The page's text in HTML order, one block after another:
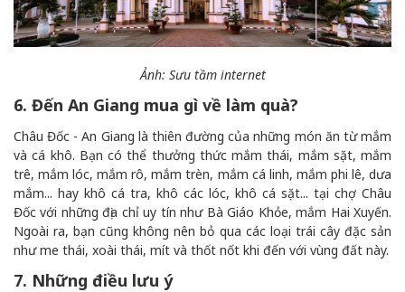
Ảnh: Sưu tầm internet
6. Đến An Giang mua gì về làm quà?
Châu Đốc - An Giang là thiên đường của những món ăn từ mắm
và cá khô. Bạn có thể thưởng thức mắm thái, mắm sặt, mắm
trê, mắm lóc, mắm rô, mắm trèn, mắm cá linh, mắm phi lê, dưa
mắm... hay khô cá tra, khô các lóc, khô cá sặt... tại chợ Châu
Đốc với những địa chỉ uy tín như Bà Giáo Khỏe, mắm Hai Xuyến.
Ngoài ra, bạn cũng không nên bỏ qua các loại trái cây đặc sản
như me thái, xoài thái, mít và thốt nốt khi đến với vùng đất này.
7. Những điều lưu ý